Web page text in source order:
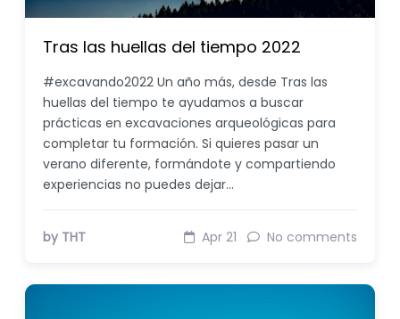
Tras las huellas del tiempo 2022
#excavando2022 Un año más, desde Tras las
huellas del tiempo te ayudamos a buscar
prácticas en excavaciones arqueológicas para
completar tu formación. Si quieres pasar un
verano diferente, formándote y compartiendo
experiencias no puedes dejar…
by THT Apr 21 No comments